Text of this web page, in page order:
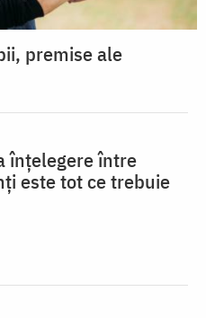
premise ale
înțelegere între
este tot ce trebuie